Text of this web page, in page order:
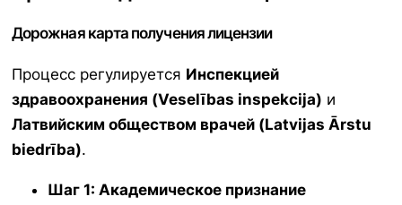
Дорожная карта получения лицензии
Процесс регулируется Инспекцией
здравоохранения (Veselības inspekcija) и
Латвийским обществом врачей (Latvijas Ārstu
biedrība).
Шаг 1: Академическое признание